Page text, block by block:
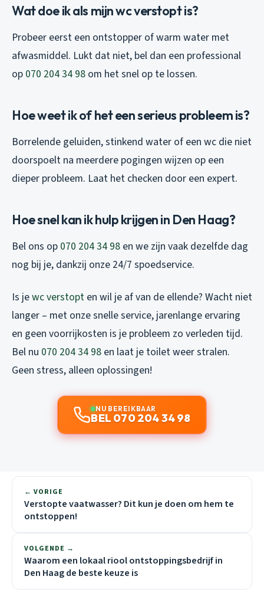
Wat doe ik als mijn wc verstopt is?
Probeer eerst een ontstopper of warm water met
afwasmiddel. Lukt dat niet, bel dan een professional
op 070 204 34 98 om het snel op te lossen.
Hoe weet ik of het een serieus probleem is?
Borrelende geluiden, stinkend water of een wc die niet
doorspoelt na meerdere pogingen wijzen op een
dieper probleem. Laat het checken door een expert.
Hoe snel kan ik hulp krijgen in Den Haag?
Bel ons op 070 204 34 98 en we zijn vaak dezelfde dag
nog bij je, dankzij onze 24/7 spoedservice.
Is jewc verstopt en wil je af van de ellende? Wacht niet
langer – met onze snelle service, jarenlange ervaring
en geen voorrijkosten is je probleem zo verleden tijd.
Bel nu 070 204 34 98 en laat je toilet weer stralen.
Geen stress, alleen oplossingen!
NU BEREIKBAAR
BEL 070 204 34 98
← VORIGE
Verstopte vaatwasser? Dit kun je doen om hem te
ontstoppen!
VOLGENDE →
Waarom een lokaal riool ontstoppingsbedrijf in
Den Haag de beste keuze is